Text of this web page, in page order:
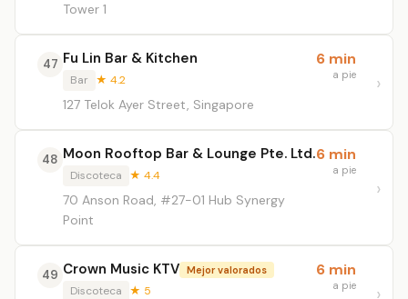
Tower 1
47 Fu Lin Bar & Kitchen
Bar ★ 4.2
127 Telok Ayer Street, Singapore
6 min
a pie
48 Moon Rooftop Bar & Lounge Pte. Ltd.
Discoteca ★ 4.4
70 Anson Road, #27-01 Hub Synergy
Point
6 min
a pie
49 Crown Music KTV Mejor valorados
Discoteca ★ 5
6 min
a pie